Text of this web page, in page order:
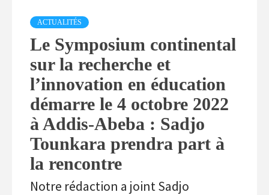
ACTUALITÉS
Le Symposium continental
sur la recherche et
l’innovation en éducation
démarre le 4 octobre 2022
à Addis-Abeba : Sadjo
Tounkara prendra part à
la rencontre
Notre rédaction a joint Sadjo